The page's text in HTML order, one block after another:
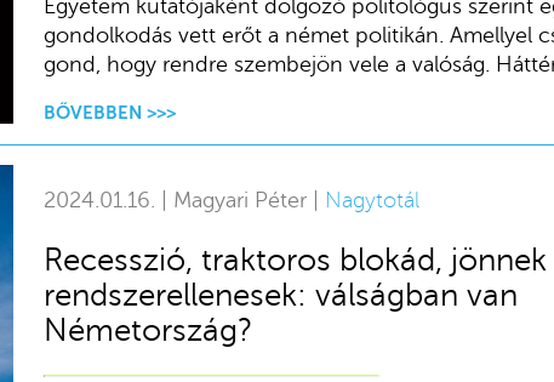
Egyetem kutatójaként dolgozó politológus szerint
gondolkodás vett erőt a német politikán. Amellyel
gond, hogy rendre szembejön vele a valóság.
BŐVEBBEN >>>
2024.01.16. | Magyari Péter | Nagytotál
Recesszió, traktoros blokád, jönnek
rendszerellenesek: válságban van
Németország?